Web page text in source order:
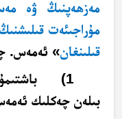
مەزھەپنىڭ ۋە
مۇراجىئەت
قىلىنغان» ئەمەس.
بىلەن چەكلىك